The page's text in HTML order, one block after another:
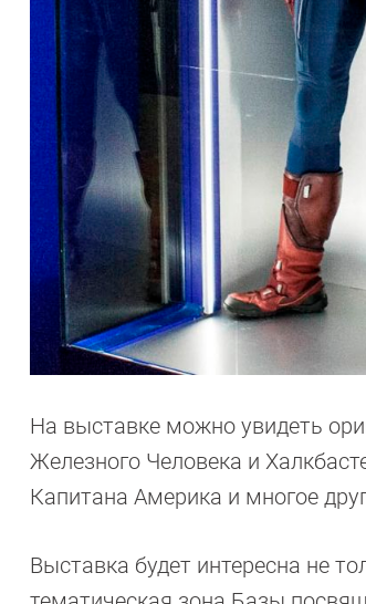
На выставке можно увидеть
Железного Человека и
Капитана Америка и многое
Выставка будет интересна не